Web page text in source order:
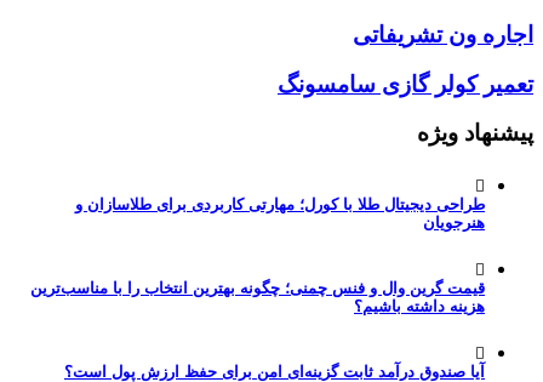
اجاره ون تشریفاتی
تعمیر کولر گازی سامسونگ
پیشنهاد ویژه
طراحی دیجیتال طلا با کورل؛ مهارتی کاربردی برای طلاسازان و
هنرجویان
قیمت گرین وال و فنس چمنی؛ چگونه بهترین انتخاب را با مناسب‌ترین
هزینه داشته باشیم؟
آیا صندوق درآمد ثابت گزینه‌ای امن برای حفظ ارزش پول است؟